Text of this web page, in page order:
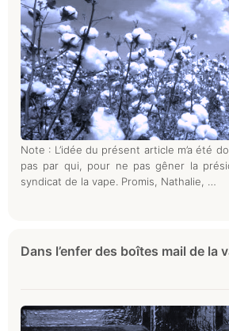
Note : L’idée du présent article m’a été
pas par qui, pour ne pas gêner la
syndicat de la vape. Promis, Nathalie, …
Dans l’enfer des boîtes mail de la